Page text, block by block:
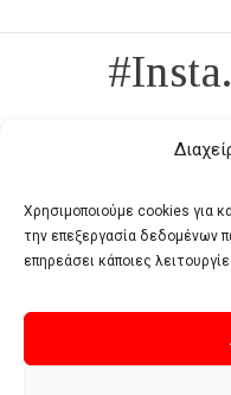
Χρησιμοποιούμε cookies για
την επεξεργασία δεδομένων
επηρεάσει κάποιες
Πολυτέλεια δεν είναι το